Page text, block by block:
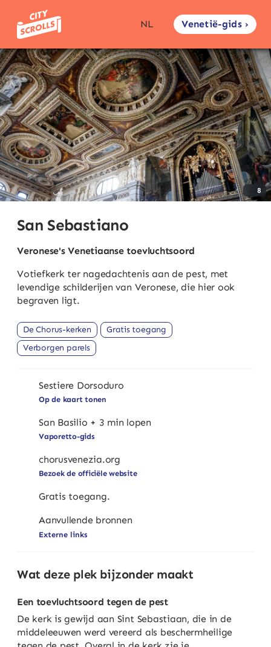
NL Venetië-gids ›
8
San Sebastiano
Veronese's Venetiaanse toevluchtsoord
Votiefkerk ter nagedachtenis aan de pest, met
levendige schilderijen van Veronese, die hier ook
begraven ligt.
De Chorus-kerken
Gratis toegang
Verborgen parels
Sestiere Dorsoduro
Op de kaart tonen
San Basilio + 3 min lopen
Vaporetto-gids
chorusvenezia.org
Bezoek de officiële website
Gratis toegang.
Aanvullende bronnen
Externe links
Wat deze plek bijzonder maakt
Een toevluchtsoord tegen de pest
De kerk is gewijd aan Sint Sebastiaan, die in de
middeleeuwen werd vereerd als beschermheilige